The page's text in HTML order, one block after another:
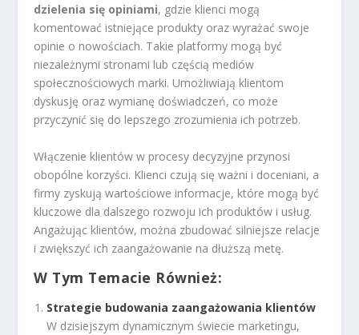
dzielenia się opiniami, gdzie klienci mogą
komentować istniejące produkty oraz wyrażać swoje
opinie o nowościach. Takie platformy mogą być
niezależnymi stronami lub częścią mediów
społecznościowych marki. Umożliwiają klientom
dyskusję oraz wymianę doświadczeń, co może
przyczynić się do lepszego zrozumienia ich potrzeb.
Włączenie klientów w procesy decyzyjne przynosi
obopólne korzyści. Klienci czują się ważni i doceniani, a
firmy zyskują wartościowe informacje, które mogą być
kluczowe dla dalszego rozwoju ich produktów i usług.
Angażując klientów, można zbudować silniejsze relacje
i zwiększyć ich zaangażowanie na dłuższą metę.
W Tym Temacie Również:
Strategie budowania zaangażowania klientów
W dzisiejszym dynamicznym świecie marketingu,